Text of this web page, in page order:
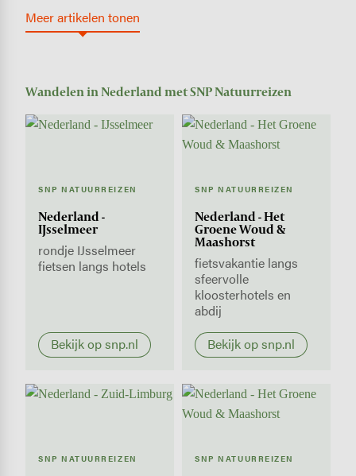
Meer artikelen tonen
Wandelen in Nederland met SNP Natuurreizen
SNP NATUURREIZEN
Nederland -
IJsselmeer
rondje IJsselmeer
fietsen langs hotels
Bekijk op snp.nl
SNP NATUURREIZEN
Nederland - Het
Groene Woud &
Maashorst
fietsvakantie langs
sfeervolle
kloosterhotels en
abdij
Bekijk op snp.nl
SNP NATUURREIZEN SNP NATUURREIZEN